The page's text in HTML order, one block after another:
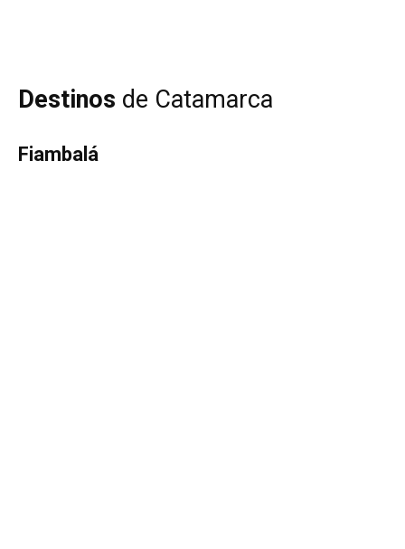
Destinos de Catamarca
Fiambalá